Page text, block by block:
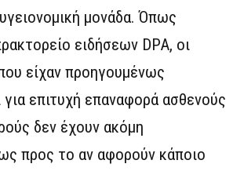
μονάδα. Όπως
ειδήσεων DPA, οι
είχαν προηγουμένως
επιτυχή επαναφορά ασθενούς
δεν έχουν ακόμη
ως προς το αν αφορούν κάποιο